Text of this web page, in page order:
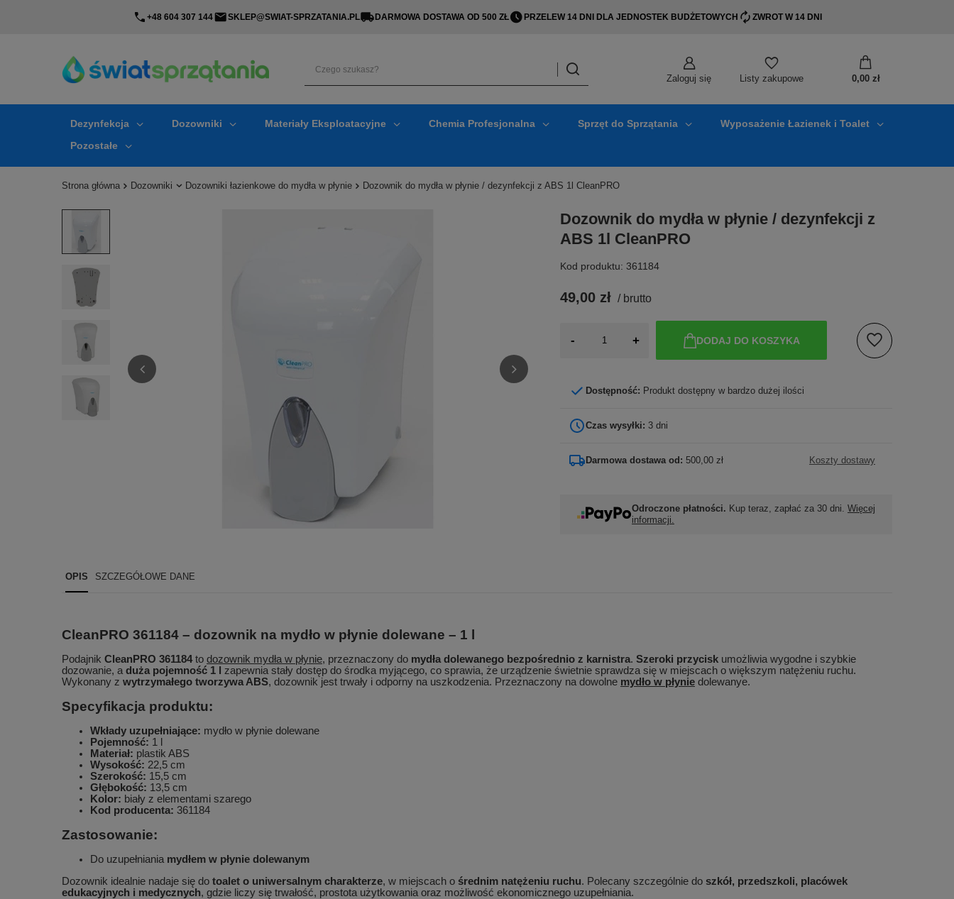
+48 604 307 144 SKLEP@SWIAT-SPRZATANIA.PL DARMOWA DOSTAWA OD 500 ZŁ PRZELEW 14 DNI DLA JEDNOSTEK BUDŻETOWYCH ZWROT W 14 DNI
Zaloguj się Listy zakupowe 0,00 zł
Dezynfekcja Dozowniki Materiały Eksploatacyjne Chemia Profesjonalna Sprzęt do Sprzątania
Wyposażenie Łazienek i Toalet
Pozostałe
Strona główna Dozowniki Dozowniki łazienkowe do mydła w płynie Dozownik do mydła w płynie / dezynfekcji z ABS 1l CleanPRO
Dozownik do mydła w płynie / dezynfekcji z
ABS 1l CleanPRO
Kod produktu: 361184
49,00 zł / brutto
- + DODAJ DO KOSZYKA
Dostępność: Produkt dostępny w bardzo dużej ilości
Czas wysyłki: 3 dni
Darmowa dostawa od: 500,00 zł Koszty dostawy
Odroczone płatności. Kup teraz, zapłać za 30 dni. Więcej
informacji.
OPIS SZCZEGÓŁOWE DANE
CleanPRO 361184 – dozownik na mydło w płynie dolewane – 1 l
Podajnik CleanPRO 361184to dozownik mydła w płynie, przeznaczony do mydła dolewanego bezpośrednio z karnistra. Szeroki przycisk umożliwia wygodne i szybkie
dozowanie, a duża pojemność 1 l
zapewnia stały dostęp do środka myjącego, co sprawia, że urządzenie świetnie sprawdza się w miejscach o większym natężeniu ruchu.
Wykonany z wytrzymałego tworzywa ABS, dozownik jest trwały i odporny na uszkodzenia. Przeznaczony na dowolne mydło w płynie dolewanye.
Specyfikacja produktu:
Wkłady uzupełniające: mydło w płynie dolewane
Pojemność: 1 l
Materiał: plastik ABS
Wysokość: 22,5 cm
Szerokość: 15,5 cm
Głębokość: 13,5 cm
Kolor: biały z elementami szarego
Kod producenta: 361184
Zastosowanie:
Do uzupełniania mydłem w płynie dolewanym
Dozownik idealnie nadaje się do toalet o uniwersalnym charakterze, w miejscach o średnim natężeniu ruchu. Polecany szczególnie do szkół, przedszkoli, placówek
edukacyjnych i medycznych, gdzie liczy się trwałość, prostota użytkowania oraz możliwość ekonomicznego uzupełniania.